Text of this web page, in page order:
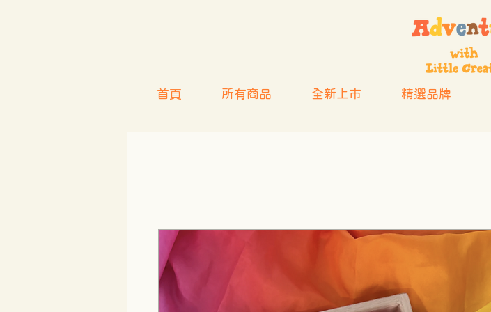
首頁 所有商品 全新上市 精選品牌